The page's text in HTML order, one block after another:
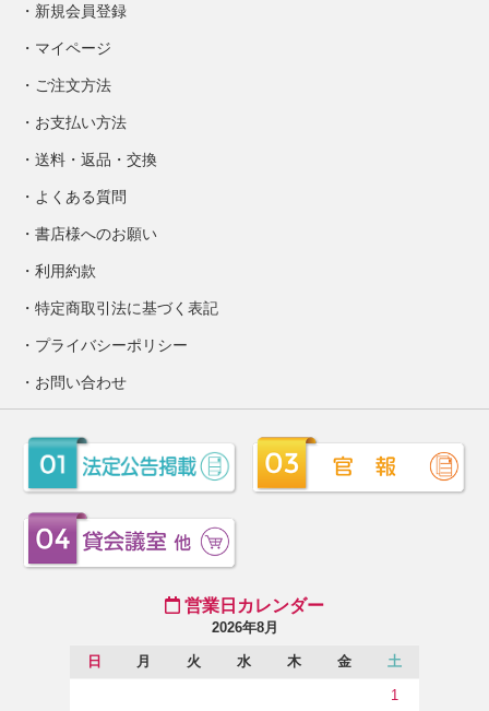
新規会員登録
マイページ
ご注文方法
お支払い方法
送料・返品・交換
よくある質問
書店様へのお願い
利用約款
特定商取引法に基づく表記
プライバシーポリシー
お問い合わせ
営業日カレンダー
2026年8月
日 月 火 水 木 金 土
1